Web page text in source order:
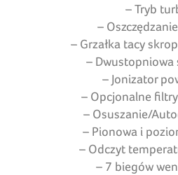
– Tryb
–
– Grzałka tacy
– Dwustopniowa
– Jonizator
– Opcjonalne
– Osuszanie/
– Pionowa i
– Odczyt
– 7 biegów